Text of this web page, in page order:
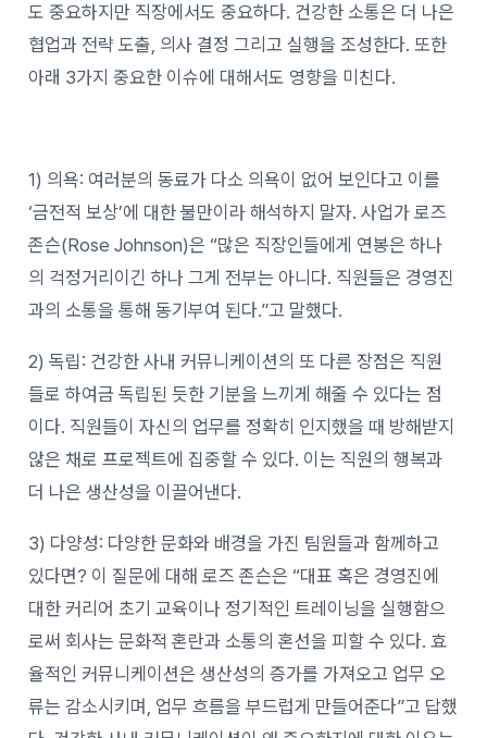
도 중요하지만 직장에서도 중요하다. 건강한 소통은 더 나은
협업과 전략 도출, 의사 결정 그리고 실행을 조성한다. 또한
아래 3가지 중요한 이슈에 대해서도 영향을 미친다.
1) 의욕: 여러분의 동료가 다소 의욕이 없어 보인다고 이를
‘금전적 보상’에 대한 불만이라 해석하지 말자. 사업가 로즈
존슨(Rose Johnson)은 “많은 직장인들에게 연봉은 하나
의 걱정거리이긴 하나 그게 전부는 아니다. 직원들은 경영진
과의 소통을 통해 동기부여 된다.”고 말했다.
2) 독립: 건강한 사내 커뮤니케이션의 또 다른 장점은 직원
들로 하여금 독립된 듯한 기분을 느끼게 해줄 수 있다는 점
이다. 직원들이 자신의 업무를 정확히 인지했을 때 방해받지
않은 채로 프로젝트에 집중할 수 있다. 이는 직원의 행복과
더 나은 생산성을 이끌어낸다.
3) 다양성: 다양한 문화와 배경을 가진 팀원들과 함께하고
있다면? 이 질문에 대해 로즈 존슨은 “대표 혹은 경영진에
대한 커리어 초기 교육이나 정기적인 트레이닝을 실행함으
로써 회사는 문화적 혼란과 소통의 혼선을 피할 수 있다. 효
율적인 커뮤니케이션은 생산성의 증가를 가져오고 업무 오
류는 감소시키며, 업무 흐름을 부드럽게 만들어준다”고 답했